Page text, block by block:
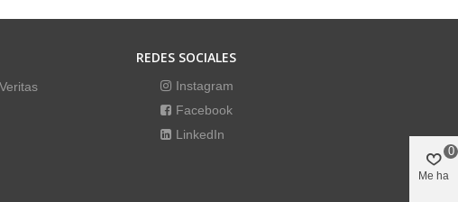
REDES SOCIALES
Instagram
Facebook
LinkedIn
Me ha
0